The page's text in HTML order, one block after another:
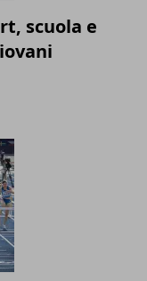
scuola e